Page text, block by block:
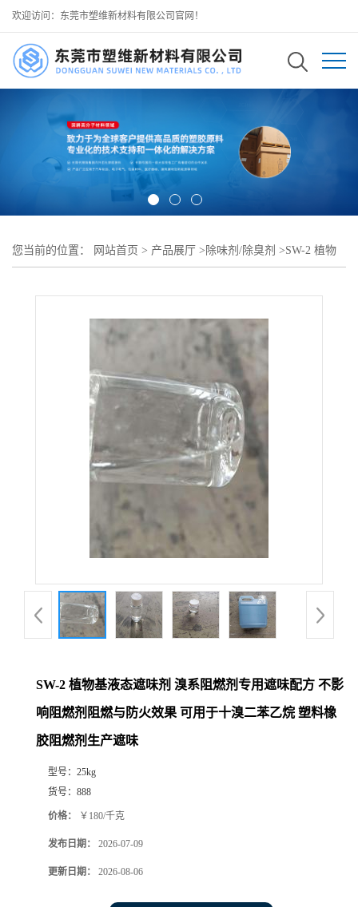
欢迎访问：东莞市塑维新材料有限公司官网！
您当前的位置： 网站首页 > 产品展厅 > 除味剂/除臭剂 >SW-2 植物
SW-2 植物基液态遮味剂 溴系阻燃剂专用遮味配方 不影
响阻燃剂阻燃与防火效果 可用于十溴二苯乙烷 塑料橡
胶阻燃剂生产遮味
型号： 25kg
货号： 888
价格： ￥180/千克
发布日期： 2026-07-09
更新日期： 2026-08-06